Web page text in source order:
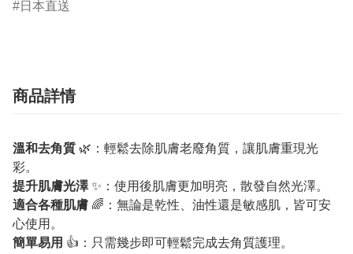
日本直送
商品詳情
溫和去角質 🌿：輕鬆去除肌膚老廢角質，讓肌膚重現光
彩。
提升肌膚光澤✨：使用後肌膚更加明亮，散發自然光澤。
適合各種肌膚 🌈：無論是乾性、油性還是敏感肌，皆可安
心使用。
簡單易用 👍：只需幾步即可輕鬆完成去角質護理。